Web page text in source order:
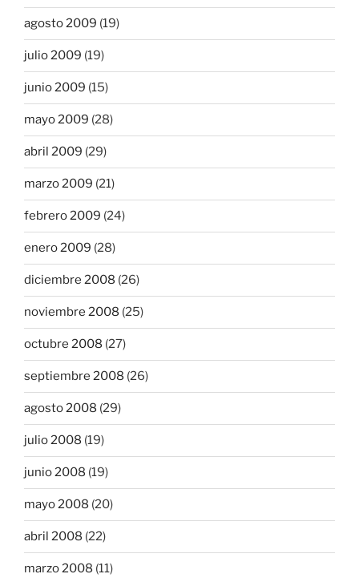
agosto 2009 (19)
julio 2009 (19)
junio 2009 (15)
mayo 2009 (28)
abril 2009 (29)
marzo 2009 (21)
febrero 2009 (24)
enero 2009 (28)
diciembre 2008 (26)
noviembre 2008 (25)
octubre 2008 (27)
septiembre 2008 (26)
agosto 2008 (29)
julio 2008 (19)
junio 2008 (19)
mayo 2008 (20)
abril 2008 (22)
marzo 2008 (11)